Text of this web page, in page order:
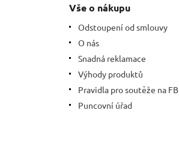
Vše o nákupu
Odstoupení od smlouvy
O nás
Snadná reklamace
Výhody produktů
Pravidla pro soutěže na FB
Puncovní úřad